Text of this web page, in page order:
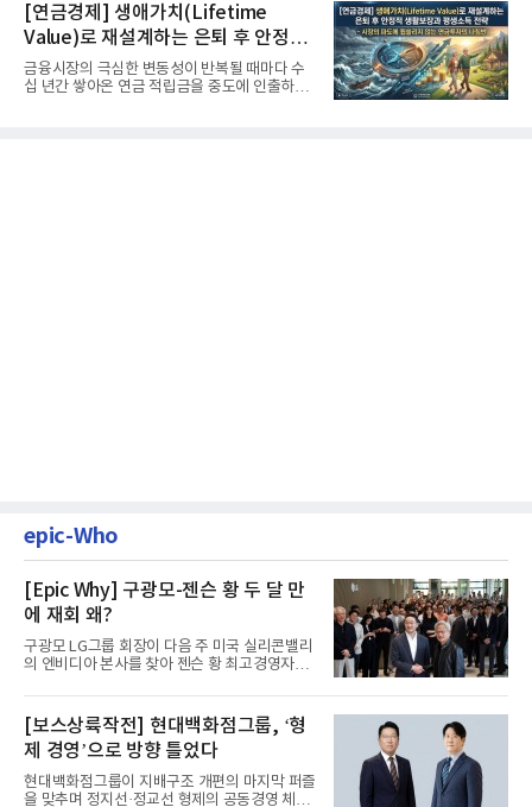
[연금경제] 생애가치(Lifetime
Value)로 재설계하는 은퇴 후 안정적
생활보장과 평생소득 전략
금융시장의 극심한 변동성이 반복될 때마다 수
십 년간 쌓아온 연금 적립금을 중도에 인출하거
epic-Who
[Epic Why] 구광모-젠슨 황 두 달 만
에 재회 왜?
구광모 LG그룹 회장이 다음 주 미국 실리콘밸리
의 엔비디아 본사를 찾아 젠슨 황 최고경영자
[보스상륙작전] 현대백화점그룹, ‘형
제 경영’으로 방향 틀었다
현대백화점그룹이 지배구조 개편의 마지막 퍼즐
을 맞추며 정지선·정교선 형제의 공동경영 체제